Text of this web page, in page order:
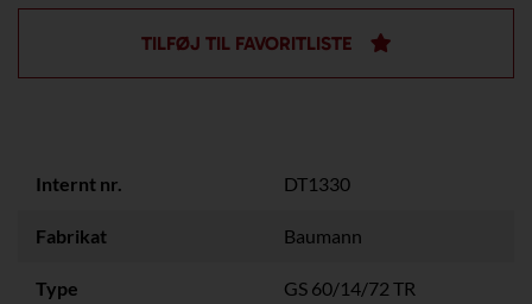
TILFØJ TIL FAVORITLISTE
Internt nr. DT1330
Fabrikat Baumann
Type GS 60/14/72 TR